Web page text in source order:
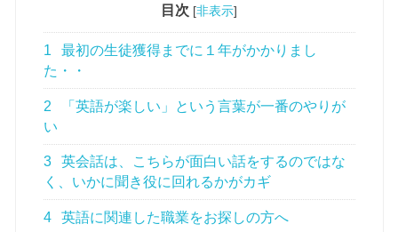
目次 [非表示]
1
最初の生徒獲得までに１年がかかりまし
た・・
2
「英語が楽しい」という言葉が一番のやりが
い
3
英会話は、こちらが面白い話をするのではな
く、いかに聞き役に回れるかがカギ
4 英語に関連した職業をお探しの方へ